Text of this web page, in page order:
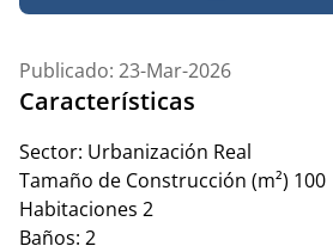
Publicado: 23-Mar-2026
Características
Sector: Urbanización Real
Tamaño de Construcción (m²) 100
Habitaciones 2
Baños: 2